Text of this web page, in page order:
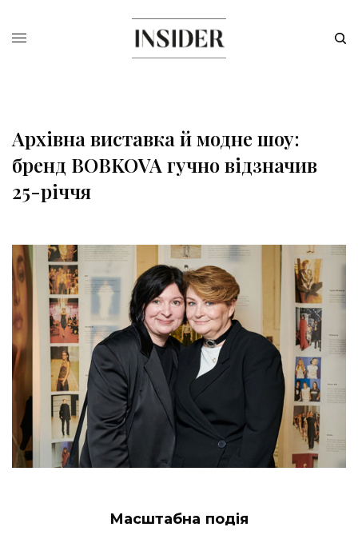
Архівна виставка й модне шоу:
бренд BOBKOVA гучно відзначив
25-річчя
Масштабна подія